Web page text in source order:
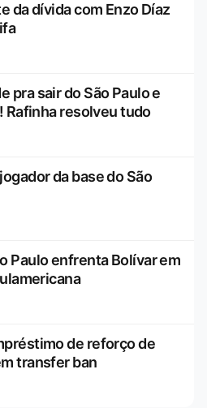
da dívida com Enzo Díaz
pra sair do São Paulo e
Rafinha resolveu tudo
da base do São
Paulo enfrenta Bolívar em
de reforço de
transfer ban